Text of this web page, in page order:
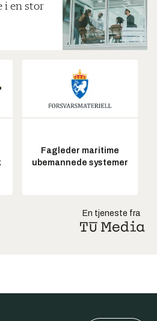
i en stor
Fagleder maritime
ubemannede systemer
En tjeneste fra